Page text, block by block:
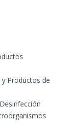
Productos de